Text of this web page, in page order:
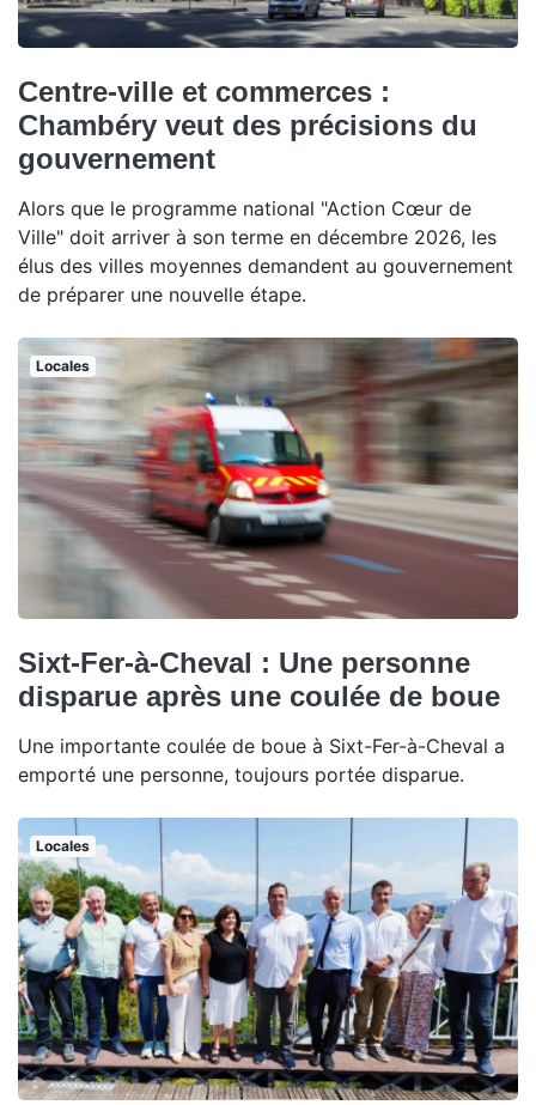
Centre-ville et commerces :
Chambéry veut des précisions du
gouvernement
Alors que le programme national "Action Cœur de
Ville" doit arriver à son terme en décembre 2026, les
élus des villes moyennes demandent au gouvernement
de préparer une nouvelle étape.
Locales
Sixt-Fer-à-Cheval : Une personne
disparue après une coulée de boue
Une importante coulée de boue à Sixt-Fer-à-Cheval a
emporté une personne, toujours portée disparue.
Locales